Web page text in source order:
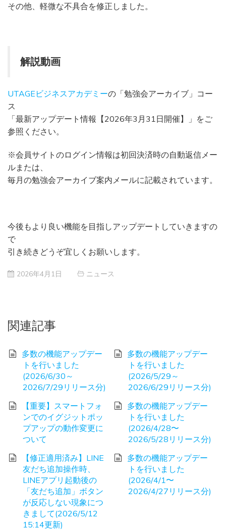
その他、軽微な不具合を修正しました。
解説動画
UTAGEビジネスアカデミーの「勉強会アーカイブ」コー
ス
「最新アップデート情報【2026年3月31日開催】」をご
参照ください。
※会員サイトのログイン情報は初回決済時の自動返信メー
ルまたは、
毎月の勉強会アーカイブ案内メールに記載されています。
今後もより良い機能を目指しアップデートしていきますの
で
引き続きどうぞ宜しくお願いします。
2026年4月1日 ニュース
関連記事
多数の機能アップデー
トを行いました
(2026/6/30～
2026/7/29リリース分)
多数の機能アップデー
トを行いました
(2026/5/29～
2026/6/29リリース分)
【重要】スマートフォ
ンでのイグジットポッ
プアップの動作変更に
ついて
多数の機能アップデー
トを行いました
(2026/4/28〜
2026/5/28リリース分)
【修正適用済み】LINE
友だち追加操作時、
LINEアプリ起動後の
「友だち追加」ボタン
が反応しない現象につ
きまして(2026/5/12
15:14更新)
多数の機能アップデー
トを行いました
(2026/4/1〜
2026/4/27リリース分)